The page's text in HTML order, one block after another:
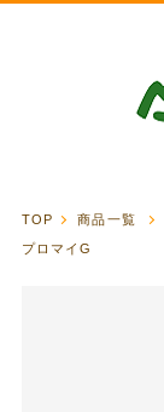
TOP 商品一覧
プロマイG